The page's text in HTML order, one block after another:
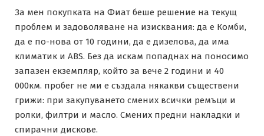
За мен покупката на Фиат беше решение на текущ
проблем и задоволяване на изисквания: да е Комби,
да е по-нова от 10 години, да е дизелова, да има
климатик и ABS. Без да искам попаднах на поносимо
запазен екземпляр, който за вече 2 години и 40
000км. пробег не ми е създала някакви съществени
грижи: при закупуването смених всички ремъци и
ролки, филтри и масло. Смених предни накладки и
спирачни дискове.